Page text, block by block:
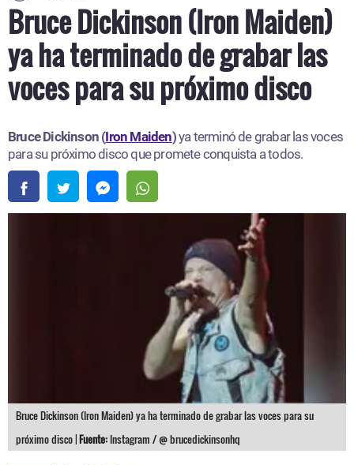
Bruce Dickinson (Iron Maiden)
ya ha terminado de grabar las
voces para su próximo disco
Bruce Dickinson (Iron Maiden)ya terminó de grabar las voces
para su próximo disco que promete conquista a todos.
Bruce Dickinson (Iron Maiden) ya ha terminado de grabar las voces para su
próximo disco |Fuente: Instagram / @ brucedickinsonhq